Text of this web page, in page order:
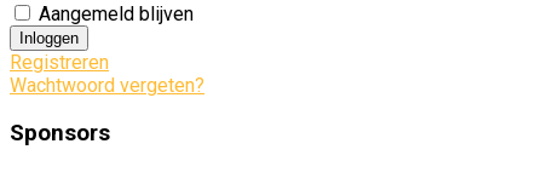
Aangemeld blijven
Registreren
Wachtwoord vergeten?
Sponsors